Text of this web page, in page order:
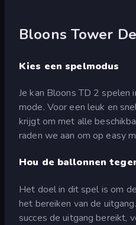
Bloons Tower
Kies een spelmodus
Je kan Bloons TD 2 spelen
mode. Voor een leuk en
krijgt om met alle
raden we aan om op easy
Hou de ballonnen
Het doel in dit spel is om
het bereiken van de
succes de uitgang bereikt,